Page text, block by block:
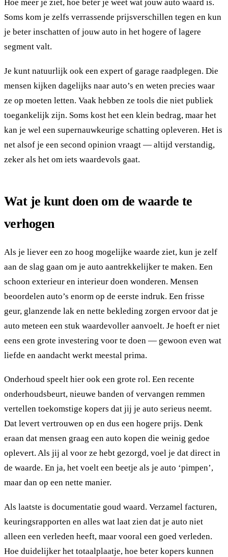
Hoe meer je ziet, hoe beter je weet wat jouw auto waard is.
Soms kom je zelfs verrassende prijsverschillen tegen en kun
je beter inschatten of jouw auto in het hogere of lagere
segment valt.
Je kunt natuurlijk ook een expert of garage raadplegen. Die
mensen kijken dagelijks naar auto’s en weten precies waar
ze op moeten letten. Vaak hebben ze tools die niet publiek
toegankelijk zijn. Soms kost het een klein bedrag, maar het
kan je wel een supernauwkeurige schatting opleveren. Het is
net alsof je een second opinion vraagt — altijd verstandig,
zeker als het om iets waardevols gaat.
Wat je kunt doen om de waarde te
verhogen
Als je liever een zo hoog mogelijke waarde ziet, kun je zelf
aan de slag gaan om je auto aantrekkelijker te maken. Een
schoon exterieur en interieur doen wonderen. Mensen
beoordelen auto’s enorm op de eerste indruk. Een frisse
geur, glanzende lak en nette bekleding zorgen ervoor dat je
auto meteen een stuk waardevoller aanvoelt. Je hoeft er niet
eens een grote investering voor te doen — gewoon even wat
liefde en aandacht werkt meestal prima.
Onderhoud speelt hier ook een grote rol. Een recente
onderhoudsbeurt, nieuwe banden of vervangen remmen
vertellen toekomstige kopers dat jij je auto serieus neemt.
Dat levert vertrouwen op en dus een hogere prijs. Denk
eraan dat mensen graag een auto kopen die weinig gedoe
oplevert. Als jij al voor ze hebt gezorgd, voel je dat direct in
de waarde. En ja, het voelt een beetje als je auto ‘pimpen’,
maar dan op een nette manier.
Als laatste is documentatie goud waard. Verzamel facturen,
keuringsrapporten en alles wat laat zien dat je auto niet
alleen een verleden heeft, maar vooral een goed verleden.
Hoe duidelijker het totaalplaatje, hoe beter kopers kunnen